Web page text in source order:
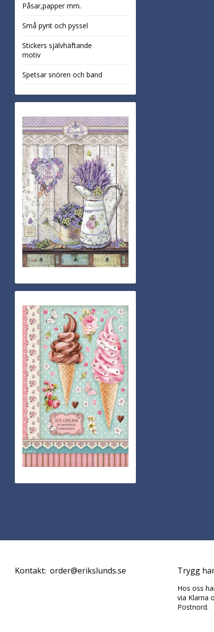
Påsar,papper mm.
Små pynt och pyssel
Stickers självhäftande
motiv
Spetsar snören och band
Kontakt: order@erikslunds.se Trygg
Hos oss
via Klarna
Postnord.